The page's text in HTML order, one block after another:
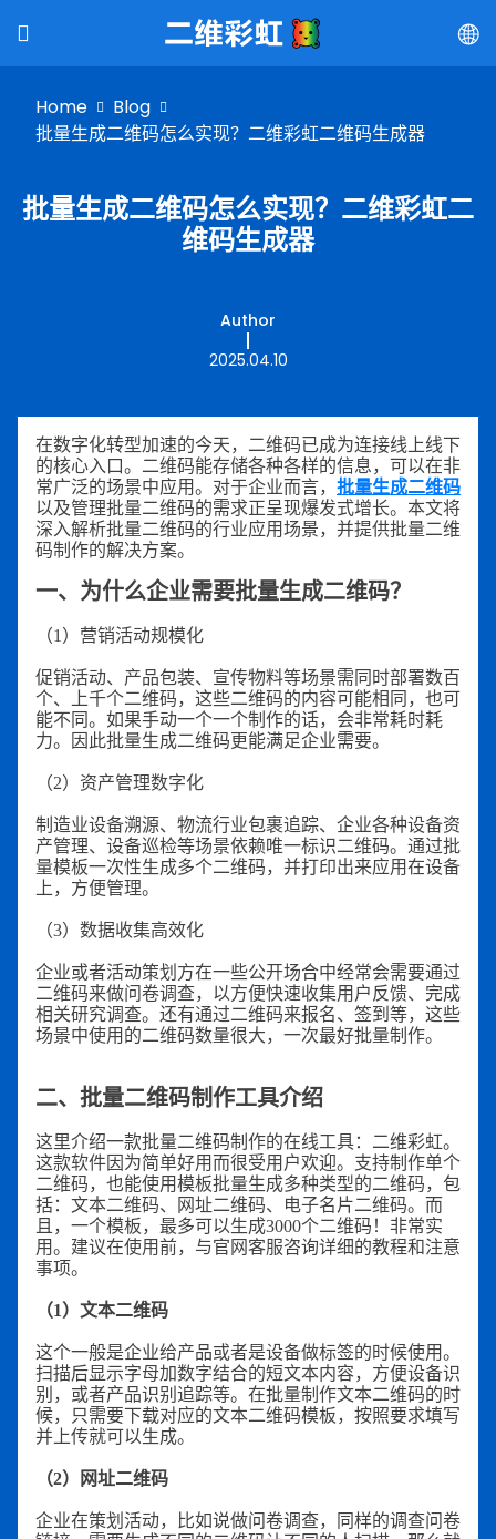
Home
Blog
批量生成二维码怎么实现？二维彩虹二维码生成器
批量生成二维码怎么实现？二维彩虹二
维码生成器
Author
2025.04.10
在数字化转型加速的今天，二维码已成为连接线上线下
的核心入口。二维码能存储各种各样的信息，可以在非
常广泛的场景中应用。对于企业而言， 批量生成二维码
以及管理批量二维码的需求正呈现爆发式增长。本文将
深入解析批量二维码的行业应用场景，并提供批量二维
码制作的解决方案。
一、为什么企业需要批量生成二维码？
（1）营销活动规模化
促销活动、产品包装、宣传物料等场景需同时部署数百
个、上千个二维码，这些二维码的内容可能相同，也可
能不同。如果手动一个一个制作的话，会非常耗时耗
力。因此批量生成二维码更能满足企业需要。
（2）资产管理数字化
制造业设备溯源、物流行业包裹追踪、企业各种设备资
产管理、设备巡检等场景依赖唯一标识二维码。通过批
量模板一次性生成多个二维码，并打印出来应用在设备
上，方便管理。
（3）数据收集高效化
企业或者活动策划方在一些公开场合中经常会需要通过
二维码来做问卷调查，以方便快速收集用户反馈、完成
相关研究调查。还有通过二维码来报名、签到等，这些
场景中使用的二维码数量很大，一次最好批量制作。
二、批量二维码制作工具介绍
这里介绍一款批量二维码制作的在线工具：二维彩虹。
这款软件因为简单好用而很受用户欢迎。支持制作单个
二维码，也能使用模板批量生成多种类型的二维码，包
括：文本二维码、网址二维码、电子名片二维码。而
且，一个模板，最多可以生成3000个二维码！非常实
用。建议在使用前，与官网客服咨询详细的教程和注意
事项。
（1）文本二维码
这个一般是企业给产品或者是设备做标签的时候使用。
扫描后显示字母加数字结合的短文本内容，方便设备识
别，或者产品识别追踪等。在批量制作文本二维码的时
候，只需要下载对应的文本二维码模板，按照要求填写
并上传就可以生成。
（2）网址二维码
企业在策划活动，比如说做问卷调查，同样的调查问卷